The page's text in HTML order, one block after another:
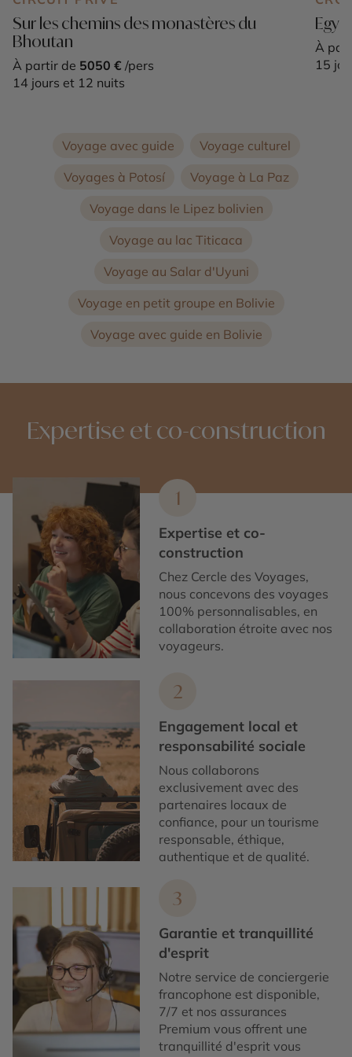
Sur les chemins des monastères du
Bhoutan
À partir de 5050 € /pers
14 jours et 12 nuits
À
15
Voyage avec guide
Voyage culturel
Voyages à Potosí
Voyage à La Paz
Voyage dans le Lipez bolivien
Voyage au lac Titicaca
Voyage au Salar d'Uyuni
Voyage en petit groupe en Bolivie
Voyage avec guide en Bolivie
Expertise et co-construction
1
Expertise et co-
construction
Chez Cercle des Voyages,
nous concevons des voyages
100% personnalisables, en
collaboration étroite avec nos
voyageurs.
2
Engagement local et
responsabilité sociale
Nous collaborons
exclusivement avec des
partenaires locaux de
confiance, pour un tourisme
responsable, éthique,
authentique et de qualité.
3
Garantie et tranquillité
d'esprit
Notre service de conciergerie
francophone est disponible,
7/7 et nos assurances
Premium vous offrent une
tranquillité d'esprit vous